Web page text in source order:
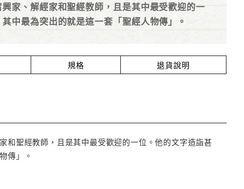
家、解經家和聖經教師，且是其中最受歡迎的一
中最為突出的就是這一套「聖經人物傳」。
規格 退貨說明
和聖經教師，且是其中最受歡迎的一位。他的文字造詣甚
傳」。